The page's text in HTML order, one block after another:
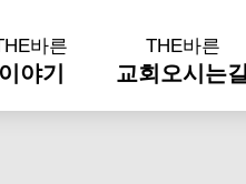
바른
이야기
THE바른
교회오시는길